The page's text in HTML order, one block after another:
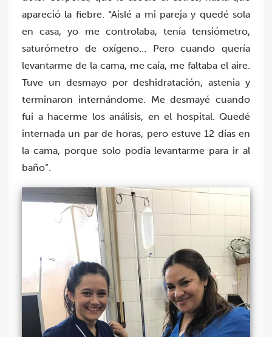
apareció la fiebre. “Aislé a mi pareja y quedé sola
en casa, yo me controlaba, tenía tensiómetro,
saturómetro de oxígeno… Pero cuando quería
levantarme de la cama, me caía, me faltaba el aire.
Tuve un desmayo por deshidratación, astenia y
terminaron internándome. Me desmayé cuando
fui a hacerme los análisis, en el hospital. Quedé
internada un par de horas, pero estuve 12 días en
la cama, porque solo podía levantarme para ir al
baño”.